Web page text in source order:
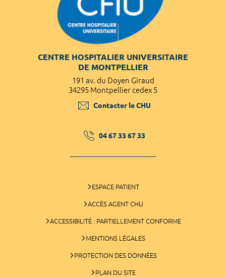
CENTRE HOSPITALIER UNIVERSITAIRE
DE MONTPELLIER
191 av. du Doyen Giraud
34295 Montpellier cedex 5
Contacter le CHU
04 67 33 67 33
ESPACE PATIENT
ACCÈS AGENT CHU
ACCESSIBILITÉ : PARTIELLEMENT CONFORME
MENTIONS LÉGALES
PROTECTION DES DONNÉES
PLAN DU SITE